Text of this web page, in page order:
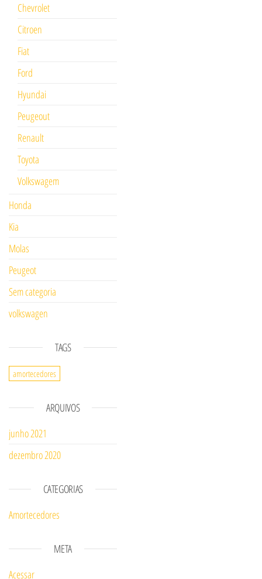
Chevrolet
Citroen
Fiat
Ford
Hyundai
Peugeout
Renault
Toyota
Volkswagem
Honda
Kia
Molas
Peugeot
Sem categoria
volkswagen
TAGS
amortecedores
ARQUIVOS
junho 2021
dezembro 2020
CATEGORIAS
Amortecedores
META
Acessar